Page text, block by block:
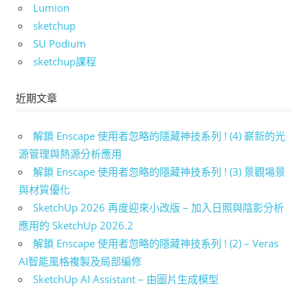
Lumion
sketchup
SU Podium
sketchup課程
近期文章
解鎖 Enscape 使用者忽略的隱藏神技系列 ! (4) 嶄新的光
源管理與熱源分析應用
解鎖 Enscape 使用者忽略的隱藏神技系列 ! (3) 景觀場景
與材質優化
SketchUp 2026 再度迎來小改版 – 加入日照與陰影分析
應用的 SketchUp 2026.2
解鎖 Enscape 使用者忽略的隱藏神技系列 ! (2) – Veras
AI智能風格複製及局部編修
SketchUp AI Assistant – 由圖片生成模型